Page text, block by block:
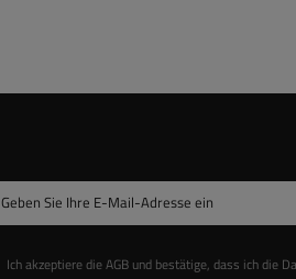
Geben Sie Ihre E-Mail-Adresse ein
Ich akzeptiere die AGB und bestätige, dass ich die